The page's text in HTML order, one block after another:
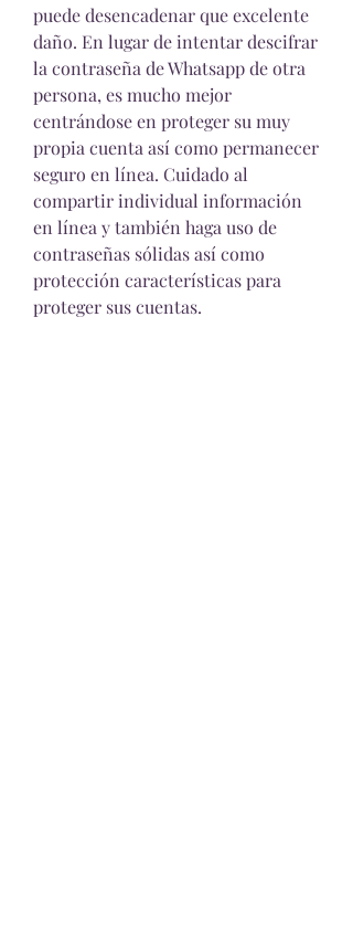
puede desencadenar que excelente
daño. En lugar de intentar descifrar
la contraseña de Whatsapp de otra
persona, es mucho mejor
centrándose en proteger su muy
propia cuenta así como permanecer
seguro en línea. Cuidado al
compartir individual información
en línea y también haga uso de
contraseñas sólidas así como
protección características para
proteger sus cuentas.